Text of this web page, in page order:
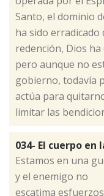
Santo, el dominio
ha sido erradicado
redención, Dios
pero aunque no
gobierno, todavía
actúa para
limitar las
034- El cuerpo en
​Estamos en una
y el enemigo no
escatima